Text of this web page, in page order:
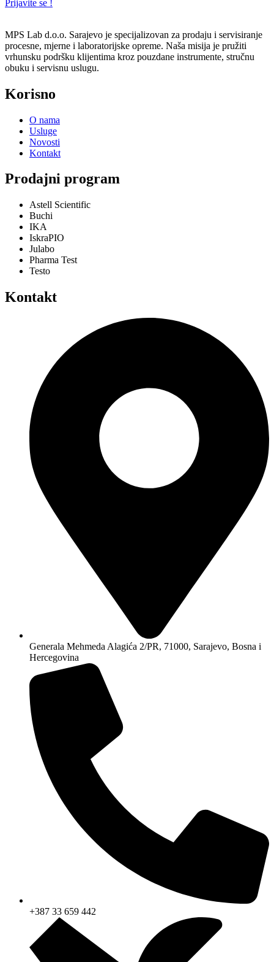
Prijavite se !
MPS Lab d.o.o. Sarajevo je specijalizovan za prodaju i servisiranje
procesne, mjerne i laboratorijske opreme. Naša misija je pružiti
vrhunsku podršku klijentima kroz pouzdane instrumente, stručnu
obuku i servisnu uslugu.
Korisno
O nama
Usluge
Novosti
Kontakt
Prodajni program
Astell Scientific
Buchi
IKA
IskraPIO
Julabo
Pharma Test
Testo
Kontakt
Generala Mehmeda Alagića 2/PR, 71000, Sarajevo, Bosna i
Hercegovina
+387 33 659 442